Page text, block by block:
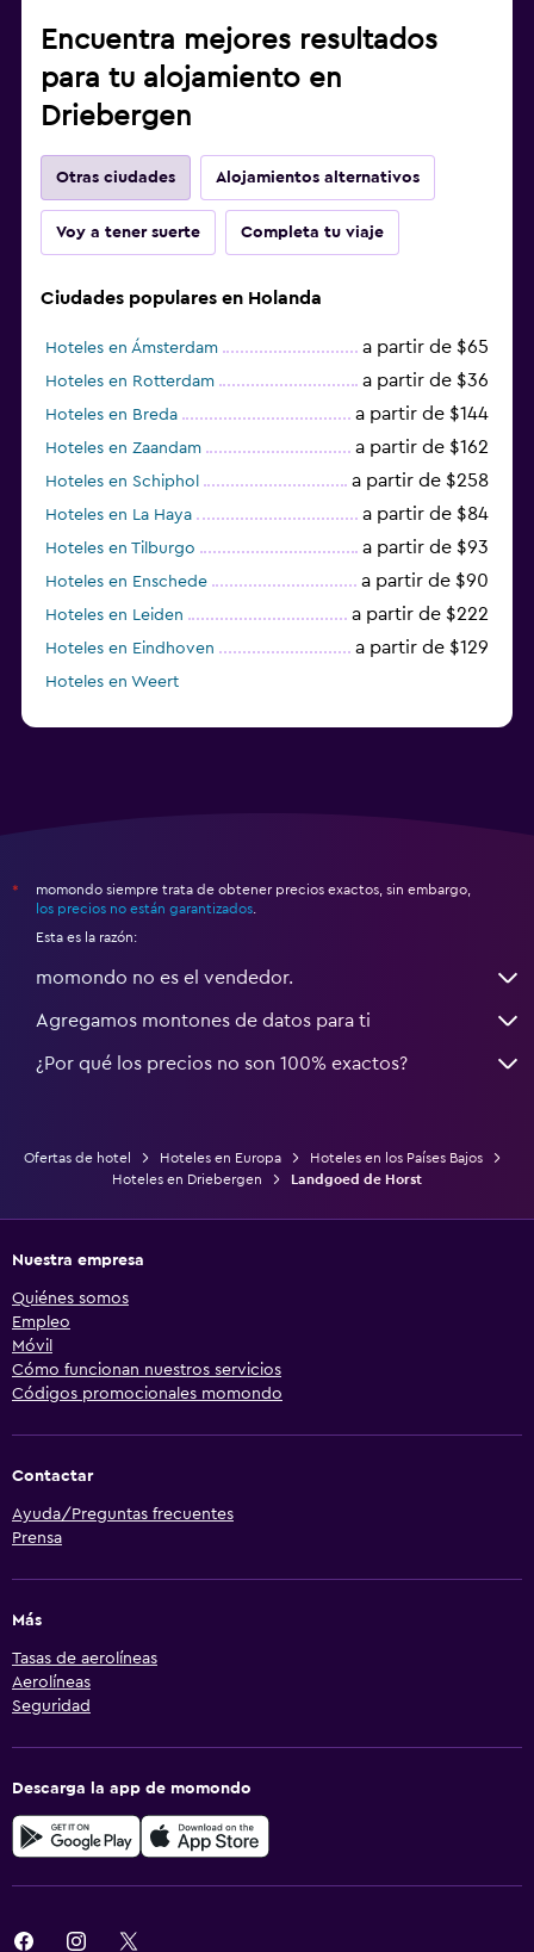
Encuentra mejores resultados
para tu alojamiento en
Driebergen
Otras ciudades Alojamientos alternativos
Voy a tener suerte Completa tu viaje
Ciudades populares en Holanda
Hoteles en Ámsterdam a partir de $65
Hoteles en Rotterdam a partir de $36
Hoteles en Breda a partir de $144
Hoteles en Zaandam a partir de $162
Hoteles en Schiphol a partir de $258
Hoteles en La Haya a partir de $84
Hoteles en Tilburgo a partir de $93
Hoteles en Enschede a partir de $90
Hoteles en Leiden a partir de $222
Hoteles en Eindhoven a partir de $129
Hoteles en Weert
*
momondo siempre trata de obtener precios exactos, sin embargo,
los precios no están garantizados
Esta es la razón:
momondo no es el vendedor.
Agregamos montones de datos para ti
¿Por qué los precios no son 100% exactos?
Ofertas de hotel Hoteles en Europa
Hoteles en los Países Bajos
Hoteles en Driebergen
Landgoed de Horst
Nuestra empresa
Quiénes somos
Empleo
Móvil
Cómo funcionan nuestros servicios
Códigos promocionales momondo
Contactar
Ayuda/Preguntas frecuentes
Prensa
Más
Tasas de aerolíneas
Aerolíneas
Seguridad
Descarga la app de momondo